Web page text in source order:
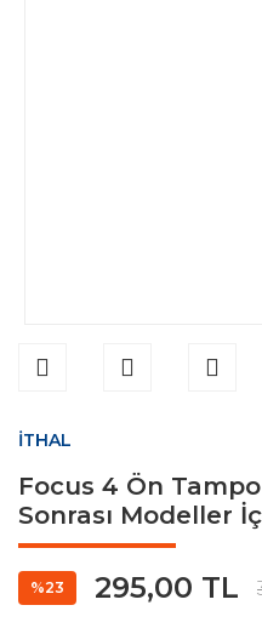
İTHAL
Focus 4 Ön
Sonrası Modeller
%23 295,00 TL